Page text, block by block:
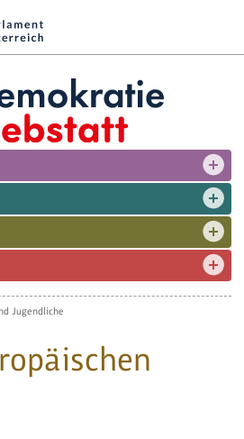
Jugendliche